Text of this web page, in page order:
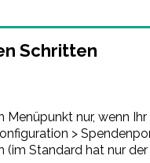
Schritten
Menüpunkt nur, wenn
>
(im Standard hat nur